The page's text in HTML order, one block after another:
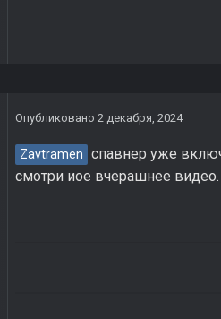
Опубликовано 2 декабря, 2024
Zavtramen спавнер уже
смотри иое вчерашнее видео.